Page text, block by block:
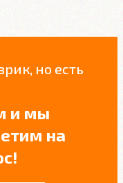
но есть
и мы
на